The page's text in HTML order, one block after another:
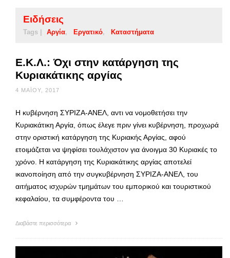
Ειδήσεις
Tags | Αργία Εργατικό Καταστήματα
Ε.Κ.Λ.: Όχι στην κατάργηση της
Κυριακάτικης αργίας
4 ΜΑΪ́ΟΥ, 2017
Η κυβέρνηση ΣΥΡΙΖΑ-ΑΝΕΛ, αντι να νομοθετήσει την
Κυριακάτικη Αργία, όπως έλεγε πριν γίνει κυβέρνηση, προχωρά
στην οριστική κατάργηση της Κυριακής Αργίας, αφού
ετοιμάζεται να ψηφίσει τουλάχιστον για άνοιγμα 30 Κυριακές το
χρόνο. Η κατάργηση της Κυριακάτικης αργίας αποτελεί
ικανοποίηση από την συγκυβέρνηση ΣΥΡΙΖΑ-ΑΝΕΛ, του
αιτήματος ισχυρών τμημάτων του εμπορικού και τουριστικού
κεφαλαίου, τα συμφέροντα του …
Διαβάστε περισσότερα